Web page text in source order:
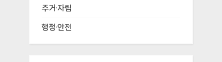
주거·자립
행정·안전